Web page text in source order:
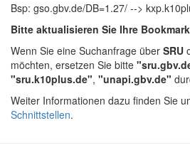
Bsp: gso.gbv.de/DB=1.27/ -->
Bitte aktualisieren Sie Ihre
Wenn Sie eine Suchanfrage über SRU
möchten, ersetzen Sie bitte
"sru.k10plus.de", "unapi.gbv.de"
Weiter Informationen dazu finden Sie
Schnittstellen.